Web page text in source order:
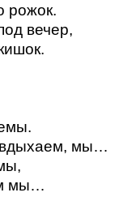
рожок.
вечер,
мы…
мы…